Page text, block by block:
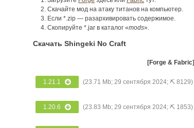
Скачайте мод на атаку титанов на компьютер.
Если *.zip — разархивировать содержимое.
Скопируйте *.jar в каталог «mods».
Скачать Shingeki No Craft
[Forge & Fabric]
1.21.1 (23.71 Mb; 29 сентября 2024; ⛏ 8129)
1.20.6 (23.83 Mb; 29 сентября 2024; ⛏ 1853)